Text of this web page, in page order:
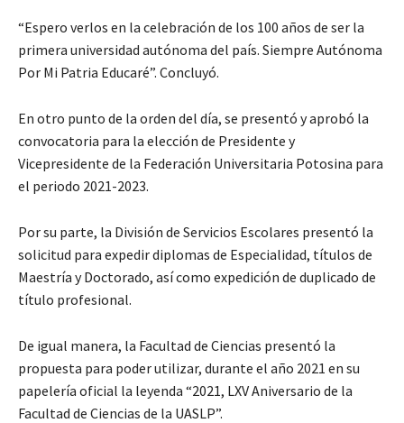
“Espero verlos en la celebración de los 100 años de ser la
primera universidad autónoma del país. Siempre Autónoma
Por Mi Patria Educaré”. Concluyó.
En otro punto de la orden del día, se presentó y aprobó la
convocatoria para la elección de Presidente y
Vicepresidente de la Federación Universitaria Potosina para
el periodo 2021-2023.
Por su parte, la División de Servicios Escolares presentó la
solicitud para expedir diplomas de Especialidad, títulos de
Maestría y Doctorado, así como expedición de duplicado de
título profesional.
De igual manera, la Facultad de Ciencias presentó la
propuesta para poder utilizar, durante el año 2021 en su
papelería oficial la leyenda “2021, LXV Aniversario de la
Facultad de Ciencias de la UASLP”.